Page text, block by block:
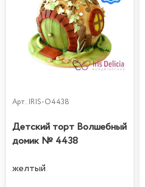
Арт. IRIS-O4438
Детский торт Волшебный
домик № 4438
желтый